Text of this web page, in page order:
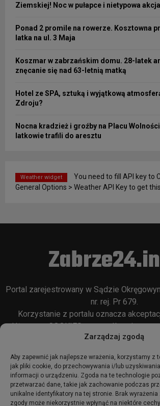
Zarządzaj zgodą
Aby zapewnić jak najlepsze wrażenia, korzystamy z
jak pliki cookie, do przechowywania i/lub
informacji o urządzeniu. Zgoda na te technologie
przetwarzać dane, takie jak zachowanie podczas
unikalne identyfikatory na tej stronie. Brak
zgody może niekorzystnie wpłynąć na niektóre
Ziemskiej! Noc w pułapce i nietypowa
Ponad 2 promile na rowerze. Kosztowna
latka na ul. 3 Maja
Koszmar w zabrzańskim domu. 28-latek
znęcanie się nad 63-letnią matką
Hotel ze SPA, sztuką i wyjątkową
Zdroju?
Nocna kradzież i groźby na Placu
latkowie trafili do aresztu
Weather widget
You need to fill API key to
General Options > Weather API Key to get
Portal zarejestrowany w Sądzie
nr. rej. Pr 679.
Korzystanie z portalu oznacza
Używamy COOKIES w sposób opisany w
Cookie